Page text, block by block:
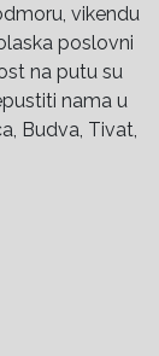
vikendu
poslovni
na putu su
nama u
Budva, Tivat,